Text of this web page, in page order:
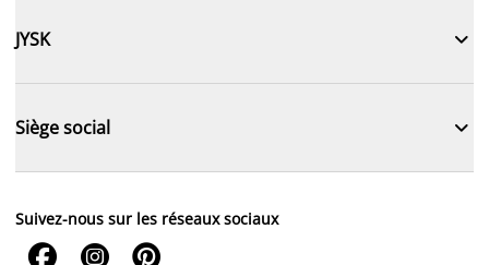
JYSK 
Siège social 
Suivez-nous sur les réseaux sociaux
  